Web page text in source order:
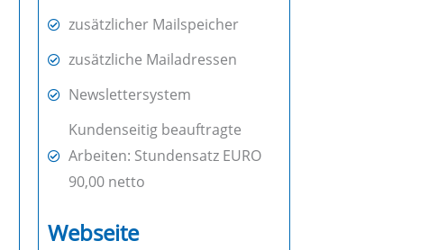
zusätzlicher Mailspeicher
zusätzliche Mailadressen
Newslettersystem
Kundenseitig beauftragte
Arbeiten: Stundensatz EURO
90,00 netto
Webseite